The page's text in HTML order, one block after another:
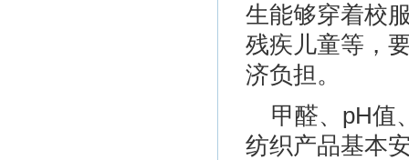
生能够穿着校
残疾儿童等，
济负担。
甲醛、pH值
纺织产品基本